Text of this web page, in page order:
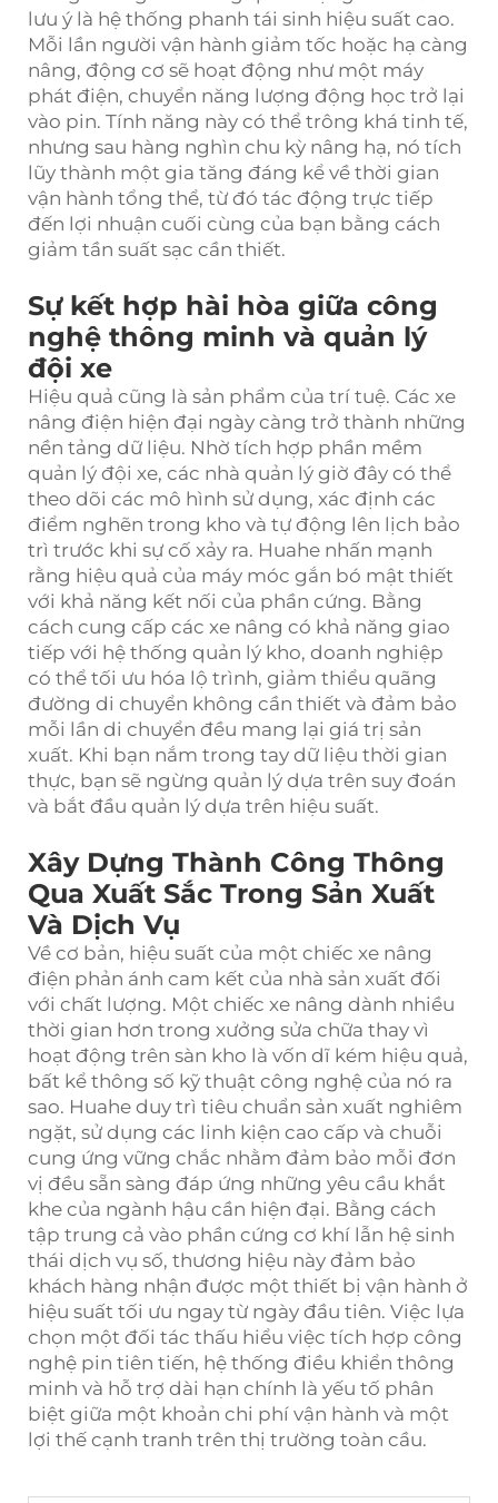
lưu ý là hệ thống phanh tái sinh hiệu suất cao.
Mỗi lần người vận hành giảm tốc hoặc hạ càng
nâng, động cơ sẽ hoạt động như một máy
phát điện, chuyển năng lượng động học trở lại
vào pin. Tính năng này có thể trông khá tinh tế,
nhưng sau hàng nghìn chu kỳ nâng hạ, nó tích
lũy thành một gia tăng đáng kể về thời gian
vận hành tổng thể, từ đó tác động trực tiếp
đến lợi nhuận cuối cùng của bạn bằng cách
giảm tần suất sạc cần thiết.
Sự kết hợp hài hòa giữa công
nghệ thông minh và quản lý
đội xe
Hiệu quả cũng là sản phẩm của trí tuệ. Các xe
nâng điện hiện đại ngày càng trở thành những
nền tảng dữ liệu. Nhờ tích hợp phần mềm
quản lý đội xe, các nhà quản lý giờ đây có thể
theo dõi các mô hình sử dụng, xác định các
điểm nghẽn trong kho và tự động lên lịch bảo
trì trước khi sự cố xảy ra. Huahe nhấn mạnh
rằng hiệu quả của máy móc gắn bó mật thiết
với khả năng kết nối của phần cứng. Bằng
cách cung cấp các xe nâng có khả năng giao
tiếp với hệ thống quản lý kho, doanh nghiệp
có thể tối ưu hóa lộ trình, giảm thiểu quãng
đường di chuyển không cần thiết và đảm bảo
mỗi lần di chuyển đều mang lại giá trị sản
xuất. Khi bạn nắm trong tay dữ liệu thời gian
thực, bạn sẽ ngừng quản lý dựa trên suy đoán
và bắt đầu quản lý dựa trên hiệu suất.
Xây Dựng Thành Công Thông
Qua Xuất Sắc Trong Sản Xuất
Và Dịch Vụ
Về cơ bản, hiệu suất của một chiếc xe nâng
điện phản ánh cam kết của nhà sản xuất đối
với chất lượng. Một chiếc xe nâng dành nhiều
thời gian hơn trong xưởng sửa chữa thay vì
hoạt động trên sàn kho là vốn dĩ kém hiệu quả,
bất kể thông số kỹ thuật công nghệ của nó ra
sao. Huahe duy trì tiêu chuẩn sản xuất nghiêm
ngặt, sử dụng các linh kiện cao cấp và chuỗi
cung ứng vững chắc nhằm đảm bảo mỗi đơn
vị đều sẵn sàng đáp ứng những yêu cầu khắt
khe của ngành hậu cần hiện đại. Bằng cách
tập trung cả vào phần cứng cơ khí lẫn hệ sinh
thái dịch vụ số, thương hiệu này đảm bảo
khách hàng nhận được một thiết bị vận hành ở
hiệu suất tối ưu ngay từ ngày đầu tiên. Việc lựa
chọn một đối tác thấu hiểu việc tích hợp công
nghệ pin tiên tiến, hệ thống điều khiển thông
minh và hỗ trợ dài hạn chính là yếu tố phân
biệt giữa một khoản chi phí vận hành và một
lợi thế cạnh tranh trên thị trường toàn cầu.